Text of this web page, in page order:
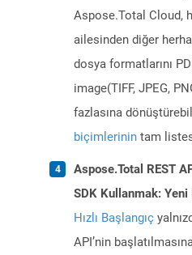
Aspose.Total Cloud,
ailesinden diğer
dosya formatlarını
image(TIFF, JPEG,
fazlasına
biçimlerinin tam
Aspose.Total REST
SDK Kullanmak:
Hızlı Başlangıç
API’nin